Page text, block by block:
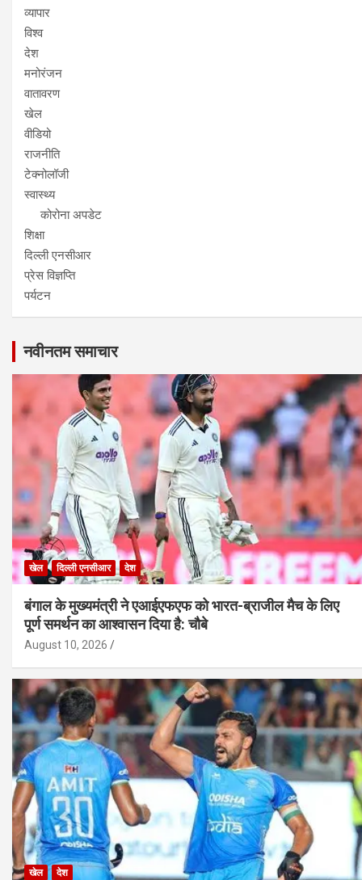
व्यापार
विश्व
देश
मनोरंजन
वातावरण
खेल
वीडियो
राजनीति
टेक्नोलॉजी
स्वास्थ्य
कोरोना अपडेट
शिक्षा
दिल्ली एनसीआर
प्रेस विज्ञप्ति
पर्यटन
नवीनतम समाचार
खेल दिल्ली एनसीआर देश
बंगाल के मुख्यमंत्री ने एआईएफएफ को भारत-ब्राजील मैच के लिए
पूर्ण समर्थन का आश्वासन दिया है: चौबे
August 10, 2026
खेल देश